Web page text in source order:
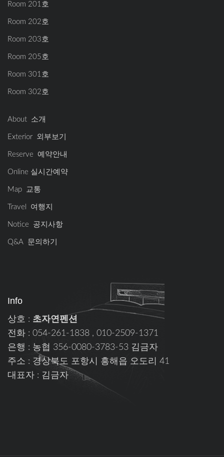
Room 201호
Room 202호
Room 203호
Room 205호
Room 301호
Room 302호
About 소개
Exterior 외부보기
Reserve 예약안내
Online 실시간예약
Map 교통
Travel 여행지
Notice 공지사항
Q&A 문의하기
Info
상호 : 초자연펜션
전화 : 054-261-1838 , 010-2509-1371
은행 : 농협 356-0080-3783-53 김금자
주소 : 경상북도 포항시 흥해읍 오도리 41
대표자 : 김금자